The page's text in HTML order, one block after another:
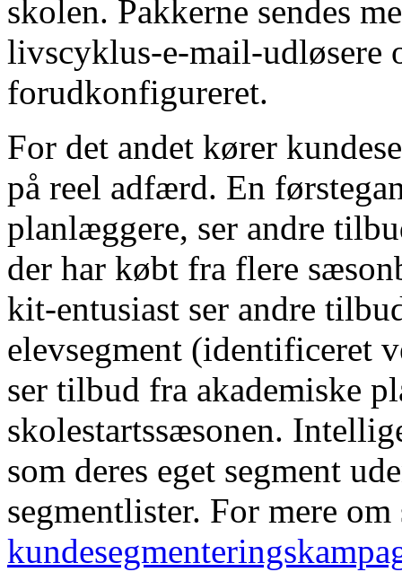
skolen. Pakkerne sendes
livscyklus-e-mail-udløsere
forudkonfigureret.
For det andet kører
på reel adfærd. En
planlæggere, ser andre
der har købt fra flere
kit-entusiast ser andre
elevsegment (identificeret
ser tilbud fra akademiske
skolestartssæsonen.
som deres eget segment
segmentlister. For mere